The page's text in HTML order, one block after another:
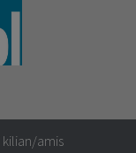
kilian/amis